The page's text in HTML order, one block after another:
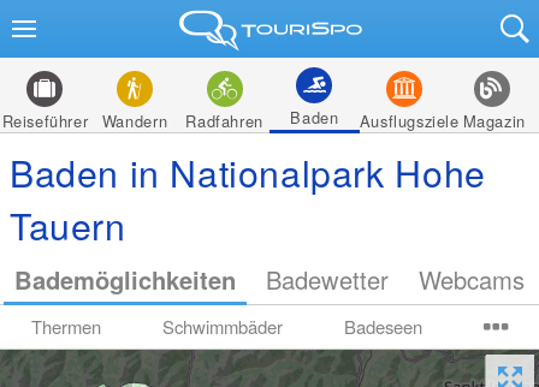
Reiseführer Wandern Radfahren Baden Ausflugsziele Magazin
Baden in Nationalpark Hohe
Tauern
Bademöglichkeiten Badewetter Webcams
Thermen Schwimmbäder Badeseen